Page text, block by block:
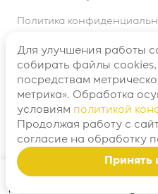
Политика
Согласие на обработку
Согласие на обработку
Договор оферты
Разработано в
Главная
Для улучшения работы
собирать файлы cookies,
посредствам
метрика». Обработка
условиям политикой
Продолжая работу с
согласие на обработку
Принять